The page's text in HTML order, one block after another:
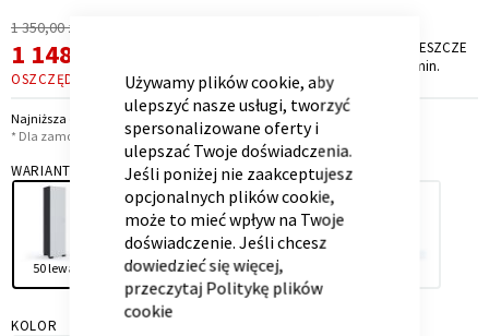
COOKIE
BAR
Używamy plików cookie, aby
ulepszyć nasze usługi, tworzyć
spersonalizowane oferty i
ulepszać Twoje doświadczenia.
Jeśli poniżej nie zaakceptujesz
opcjonalnych plików cookie,
może to mieć wpływ na Twoje
doświadczenie. Jeśli chcesz
dowiedzieć się więcej,
przeczytaj Politykę plików
cookie
images
gallery
Regularna
Cena
1 350,00 zł
Cena
promocyjna
1 148,00 zł
OSZCZĘDZASZ 202,00 ZŁ
PROMOCJA TRWA JESZCZE
10 dni, 8 godz. i 50 min.
Najniższa cena z 30 dni przed obniżką: 1 148,00 zł
* Dla zamówień powyżej 6 999,00 zł
WARIANT
50 lewa narożna 150
KOLOR
Toaletka Skrzynia i stolik